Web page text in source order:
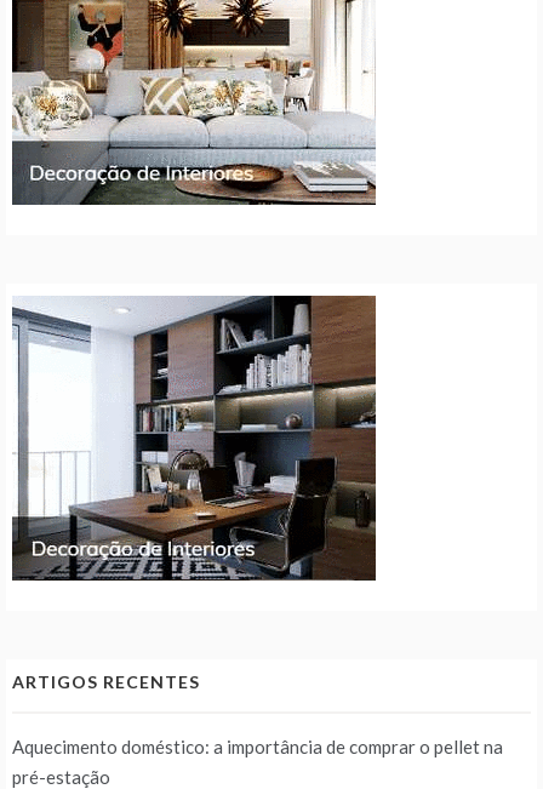
ARTIGOS RECENTES
Aquecimento doméstico: a importância de comprar o pellet na
pré-estação